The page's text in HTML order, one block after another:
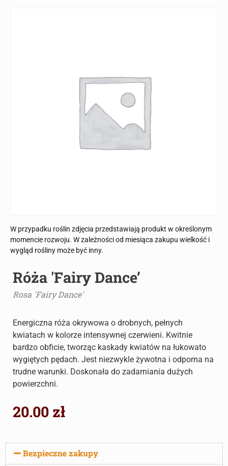
W przypadku roślin zdjęcia przedstawiają produkt w określonym
momencie rozwoju. W zależności od miesiąca zakupu wielkość i
wygląd rośliny może być inny.
Róża 'Fairy Dance’
Rosa 'Fairy Dance'
Energiczna róża okrywowa o drobnych, pełnych
kwiatach w kolorze intensywnej czerwieni. Kwitnie
bardzo obficie, tworząc kaskady kwiatów na łukowato
wygiętych pędach. Jest niezwykle żywotna i odporna na
trudne warunki. Doskonała do zadarniania dużych
powierzchni.
20.00 zł
Bezpieczne zakupy